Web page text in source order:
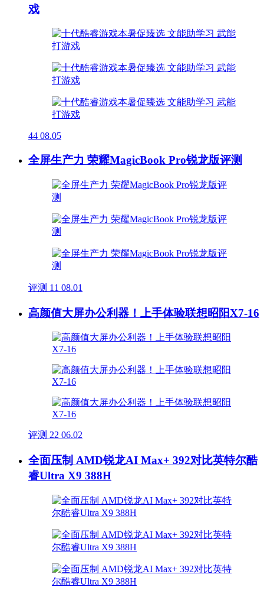
戏
44 08.05
全屏生产力 荣耀MagicBook Pro锐龙版评测
评测 11 08.01
高颜值大屏办公利器！上手体验联想昭阳X7-16
评测 22 06.02
全面压制 AMD锐龙AI Max+ 392对比英特尔酷
睿Ultra X9 388H